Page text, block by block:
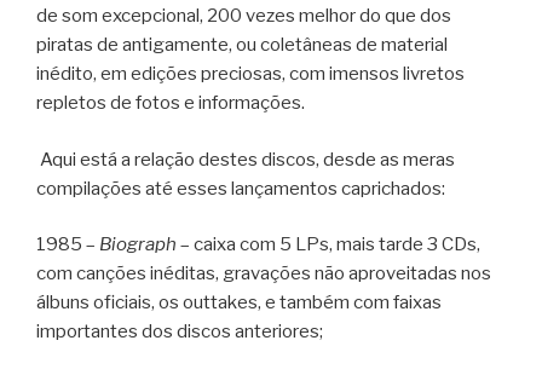
de som excepcional, 200 vezes melhor do que dos
piratas de antigamente, ou coletâneas de material
inédito, em edições preciosas, com imensos livretos
repletos de fotos e informações.
Aqui está a relação destes discos, desde as meras
compilações até esses lançamentos caprichados:
1985 – Biograph – caixa com 5 LPs, mais tarde 3 CDs,
com canções inéditas, gravações não aproveitadas nos
álbuns oficiais, os outtakes, e também com faixas
importantes dos discos anteriores;